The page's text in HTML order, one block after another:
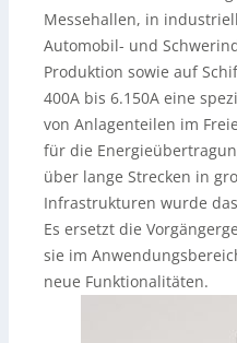
Messehallen, in
Automobil- und
Produktion sowie auf
400A bis 6.150A eine
von Anlagenteilen im
für die
über lange Strecken in
Infrastrukturen wurde
Es ersetzt die
sie im
neue Funktionalitäten.